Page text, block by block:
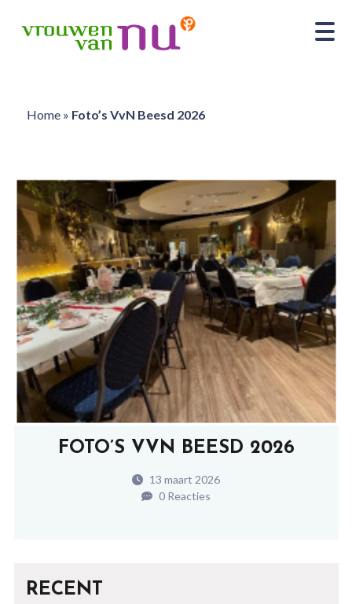
Home» Foto’s VvN Beesd 2026
FOTO’S VVN BEESD 2026
13 maart 2026
0 Reacties
RECENT